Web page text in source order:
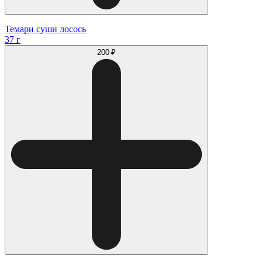
Темари суши лосось
37 г
200 ₽